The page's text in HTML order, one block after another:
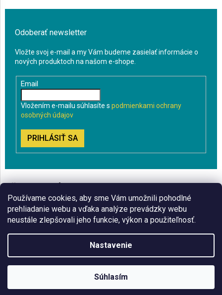
Používame cookies, aby sme Vám umožnili pohodlné
prehliadanie webu a vďaka analýze prevádzky webu
neustále zlepšovali jeho funkcie, výkon a použiteľnosť.
Nastavenie
Súhlasím
Odoberať newsletter
Vložte svoj e-mail a my Vám budeme zasielať informácie o
nových produktoch na našom e-shope.
Email
Vložením e-mailu súhlasíte s podmienkami ochrany
osobných údajov
PRIHLÁSIŤ SA
BLOG